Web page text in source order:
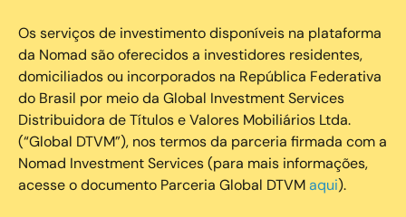
Os serviços de investimento disponíveis na plataforma
da Nomad são oferecidos a investidores residentes,
domiciliados ou incorporados na República Federativa
do Brasil por meio da Global Investment Services
Distribuidora de Títulos e Valores Mobiliários Ltda.
(“Global DTVM”), nos termos da parceria firmada com a
Nomad Investment Services (para mais informações,
acesse o documento Parceria Global DTVMaqui).